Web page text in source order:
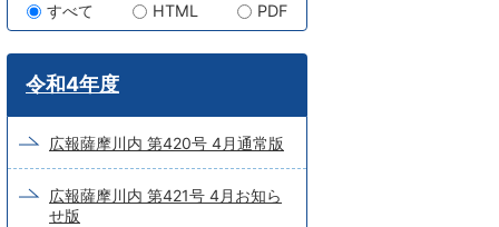
ー
ワ
ー
ド
検
索
すべて
HTML PDF
令和4年度
広報薩摩川内 第420号 4月通常版
広報薩摩川内 第421号 4月お知ら
せ版